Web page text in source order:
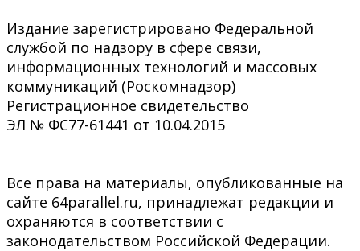
Издание зарегистрировано Федеральной
службой по надзору в сфере связи,
информационных технологий и массовых
коммуникаций (Роскомнадзор)
Регистрационное свидетельство
ЭЛ № ФС77-61441 от 10.04.2015
Все права на материалы, опубликованные на
сайте 64parallel.ru, принадлежат редакции и
охраняются в соответствии с
законодательством Российской Федерации.